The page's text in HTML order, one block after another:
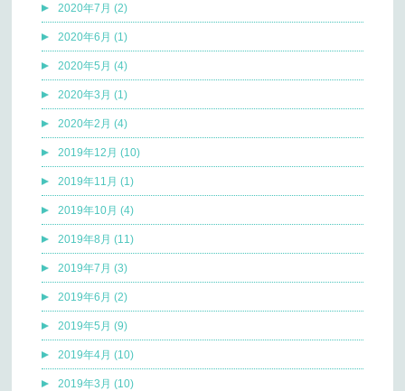
2020年7月 (2)
2020年6月 (1)
2020年5月 (4)
2020年3月 (1)
2020年2月 (4)
2019年12月 (10)
2019年11月 (1)
2019年10月 (4)
2019年8月 (11)
2019年7月 (3)
2019年6月 (2)
2019年5月 (9)
2019年4月 (10)
2019年3月 (10)